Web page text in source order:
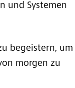
und Systemen
begeistern, um
morgen zu